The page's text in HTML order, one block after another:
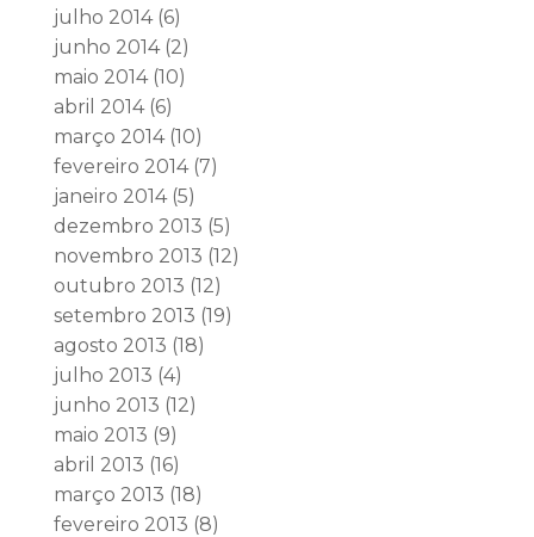
julho 2014(6)
junho 2014(2)
maio 2014(10)
abril 2014(6)
março 2014(10)
fevereiro 2014(7)
janeiro 2014(5)
dezembro 2013 (5)
novembro 2013 (12)
outubro 2013 (12)
setembro 2013 (19)
agosto 2013 (18)
julho 2013 (4)
junho 2013 (12)
maio 2013 (9)
abril 2013 (16)
março 2013 (18)
fevereiro 2013 (8)